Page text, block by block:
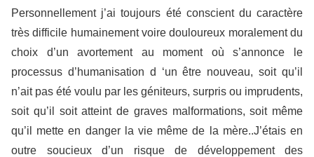
Personnellement j’ai toujours été conscient du caractère
très difficile humainement voire douloureux moralement du
choix d’un avortement au moment où s’annonce le
processus d’humanisation d ‘un être nouveau, soit qu’il
n’ait pas été voulu par les géniteurs, surpris ou imprudents,
soit qu’il soit atteint de graves malformations, soit même
qu’il mette en danger la vie même de la mère..J’étais en
outre soucieux d’un risque de développement des